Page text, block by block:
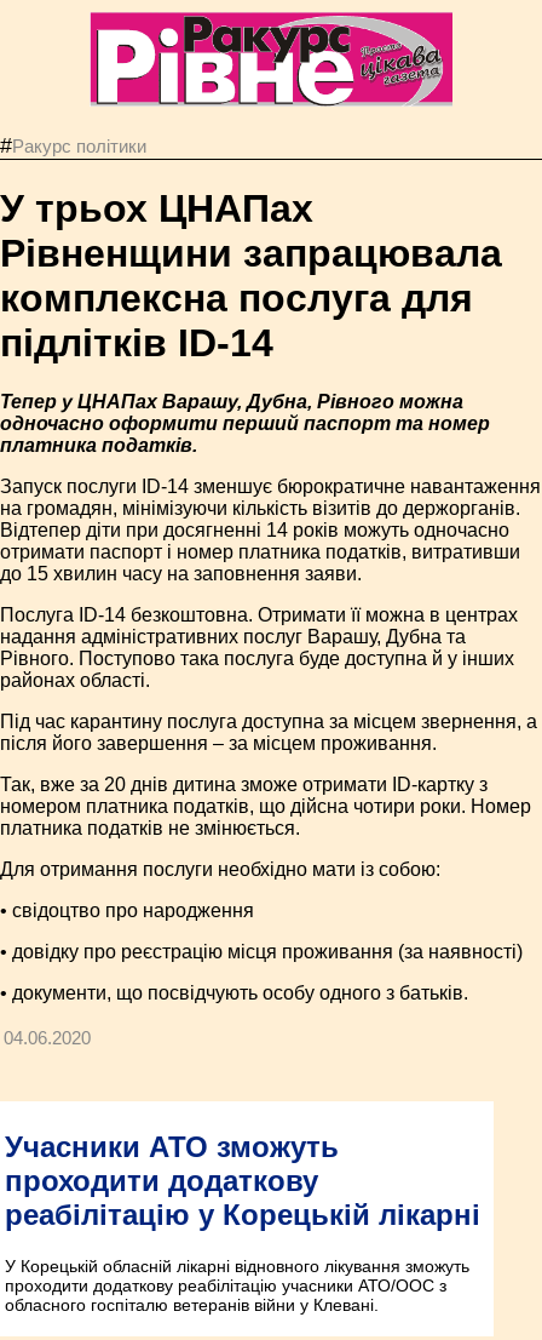
#Ракурс політики
У трьох ЦНАПах
Рівненщини запрацювала
комплексна послуга для
підлітків ID-14
Тепер у ЦНАПах Варашу, Дубна, Рівного можна
одночасно оформити перший паспорт та номер
платника податків.
Запуск послуги ID-14 зменшує бюрократичне навантаження
на громадян, мінімізуючи кількість візитів до держорганів.
Відтепер діти при досягненні 14 років можуть одночасно
отримати паспорт і номер платника податків, витративши
до 15 хвилин часу на заповнення заяви.
Послуга ID-14 безкоштовна. Отримати її можна в центрах
надання адміністративних послуг Варашу, Дубна та
Рівного. Поступово така послуга буде доступна й у інших
районах області.
Під час карантину послуга доступна за місцем звернення, а
після його завершення – за місцем проживання.
Так, вже за 20 днів дитина зможе отримати ID-картку з
номером платника податків, що дійсна чотири роки. Номер
платника податків не змінюється.
Для отримання послуги необхідно мати із собою:
• свідоцтво про народження
• довідку про реєстрацію місця проживання (за наявності)
• документи, що посвідчують особу одного з батьків.
04.06.2020
Учасники АТО зможуть
проходити додаткову
реабілітацію у Корецькій лікарні
У Корецькій обласній лікарні відновного лікування зможуть
проходити додаткову реабілітацію учасники АТО/ООС з
обласного госпіталю ветеранів війни у Клевані.